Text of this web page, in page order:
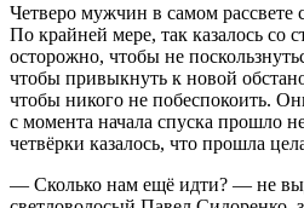
Четверо мужчин в самом рассвете
По крайней мере, так казалось со
осторожно, чтобы не
чтобы привыкнуть к новой
чтобы никого не побеспокоить.
с момента начала спуска прошло
четвёрки казалось, что прошла
— Сколько нам ещё идти? — не